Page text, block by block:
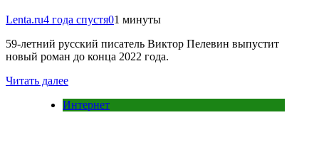
Lenta.ru4 года спустя01 минуты
59-летний русский писатель Виктор Пелевин выпустит
новый роман до конца 2022 года.
Читать далее
Интернет